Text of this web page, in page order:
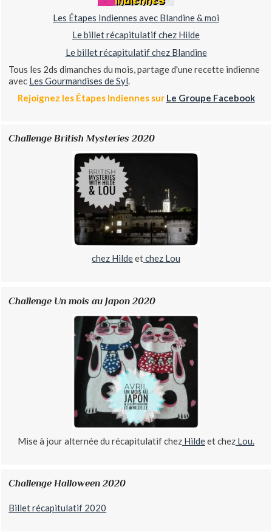
Les Étapes Indiennes avec Blandine & moi
Le billet récapitulatif chez Hilde
Le billet récapitulatif chez Blandine
Tous les 2ds dimanches du mois, partage d'une recette indienne
avec Les Gourmandises de Syl.
Rejoignez les Étapes Indiennes sur Le Groupe Facebook
Challenge British Mysteries 2020
chez Hildeetchez Lou
Challenge Un mois au Japon 2020
Mise à jour alternée du récapitulatif chez Hildeet chez Lou.
Challenge Halloween 2020
Billet récapitulatif 2020